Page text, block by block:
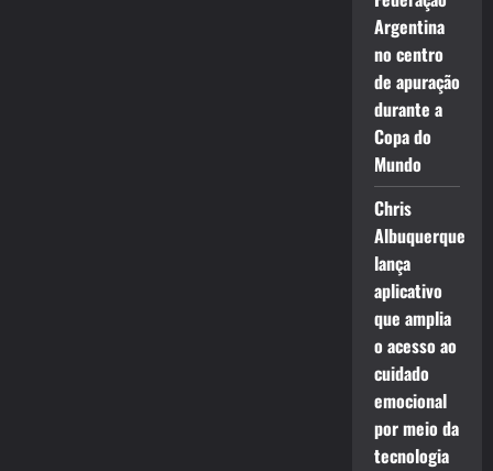
Argentina
no centro
de apuração
durante a
Copa do
Mundo
Chris
Albuquerque
lança
aplicativo
que amplia
o acesso ao
cuidado
emocional
por meio da
tecnologia